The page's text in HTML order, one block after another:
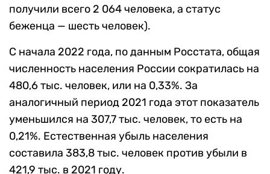
получили всего 2 064 человека, а статус
беженца — шесть человек).
С начала 2022 года, по данным Росстата, общая
численность населения России сократилась на
480,6 тыс. человек, или на 0,33%. За
аналогичный период 2021 года этот показатель
уменьшился на 307,7 тыс. человек, то есть на
0,21%. Естественная убыль населения
составила 383,8 тыс. человек против убыли в
421,9 тыс. в 2021 году.